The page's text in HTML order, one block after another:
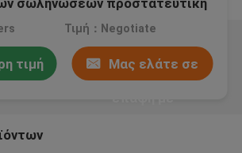
σωληνώσεων προστατευτική
ινών
Τιμή：Negotiate
τιμή Μας ελάτε σε